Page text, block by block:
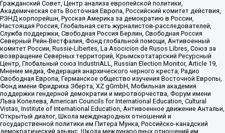
Гражданский Совет, Центр анализа европейской политики,
Академическая сеть Восточная Европа, Российский комитет действия,
РЭНД корпорейшн, Русская Америка за демократию в России,
Настоящая Россия, Глобальная сеть журналистов-расследователей,
Служба поддержки, Свободная Россия Берлин, Свободная Россия
Северный Рейн-Вестфалия, Фонд глобальной помощи, Антивоенный
комитет России, Russie-Libertes, La Asocicion de Rusos Libres, Союз за
возвращение Северных территорий, Крымскотатарский Ресурсный
Центр, Глобальный союз IndustriALL, Russian Election Monitor, Article 19,
Мнение медиа, Федерация анархического черного креста, Радио
Свободная Европа, Германское общество изучения Восточной Европы,
Фонд имени Фридриха Эберта, XZ gGmbH, Мобильная академия
поддержки гендерной демократии и миротворчества, Форум имени
Льва Копелева, American Councils for International Education, Cultural
Vistas, Institute of International Education, Антивоенное движение Антальи,
Открытый диалог, Школа международных отношений и
государственной политики им Питера Мунка, Российско-канадский
демократический альянс, Школа международных отношений им